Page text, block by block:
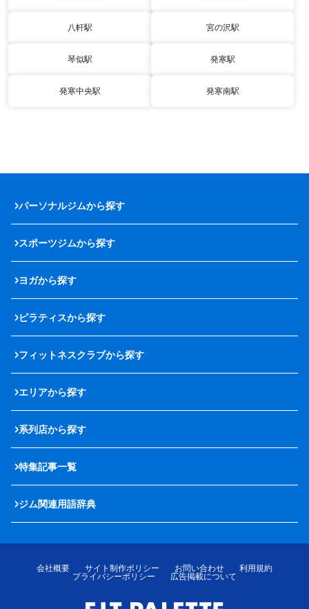
八軒駅 宮の沢駅
琴似駅 発寒駅
発寒中央駅 発寒南駅
パーソナルジムから探す
スポーツジムから探す
ヨガから探す
ピラティスから探す
フィットネスクラブから探す
エリアから探す
系列店から探す
特集記事一覧
ジム関連用語辞典
会社概要 サイト制作ポリシー お問い合わせ
利用規約
プライバシーポリシー
広告掲載について